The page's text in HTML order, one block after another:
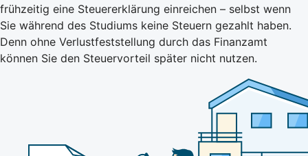
frühzeitig eine Steuererklärung einreichen – selbst wenn
Sie während des Studiums keine Steuern gezahlt haben.
Denn ohne Verlustfeststellung durch das Finanzamt
können Sie den Steuervorteil später nicht nutzen.